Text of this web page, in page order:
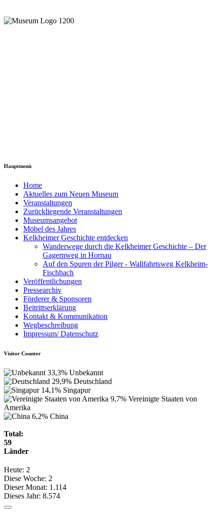
Hauptmenü
Home
Aktuelles zum Neuen Museum
Veranstaltungen
Zurückliegende Veranstaltungen
Museumsangebot
Möbel des Jahres
Kelkheimer Geschichte entdecken
Wanderwege durch die Kelkheimer Geschichte – Der
Gagernweg in Hornau
Auf den Spuren der Pilger - Wallfahrtsweg Kelkheim-
Fischbach
Veröffentlichungen
Pressearchiv
Förderer & Sponsoren
Beitrittserklärung
Kontakt & Kommunikation
Wegbeschreibung
Impressum/ Datenschutz
Visitor Counter
33,3% Unbekannt
29,9% Deutschland
14,1% Singapur
9,7% Vereinigte Staaten von
Amerika
6,2% China
Total:
59
Länder
Heute: 2
Diese Woche: 2
Dieser Monat: 1.114
Dieses Jahr: 8.574